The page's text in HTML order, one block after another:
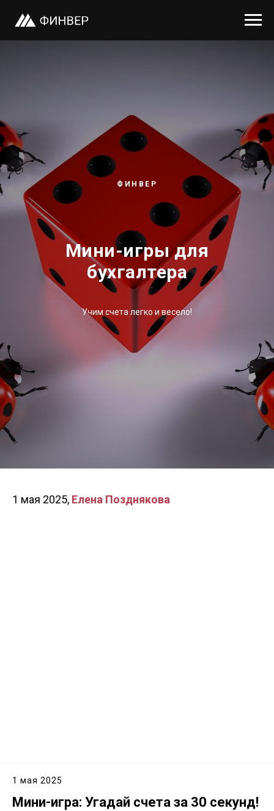
ФИНВЕР
Мини-игры для
бухгалтера
Учим счета легко и весело!
1 мая 2025, Елена Позднякова
1 мая 2025
Мини-игра: Угадай счета за 30 секунд!